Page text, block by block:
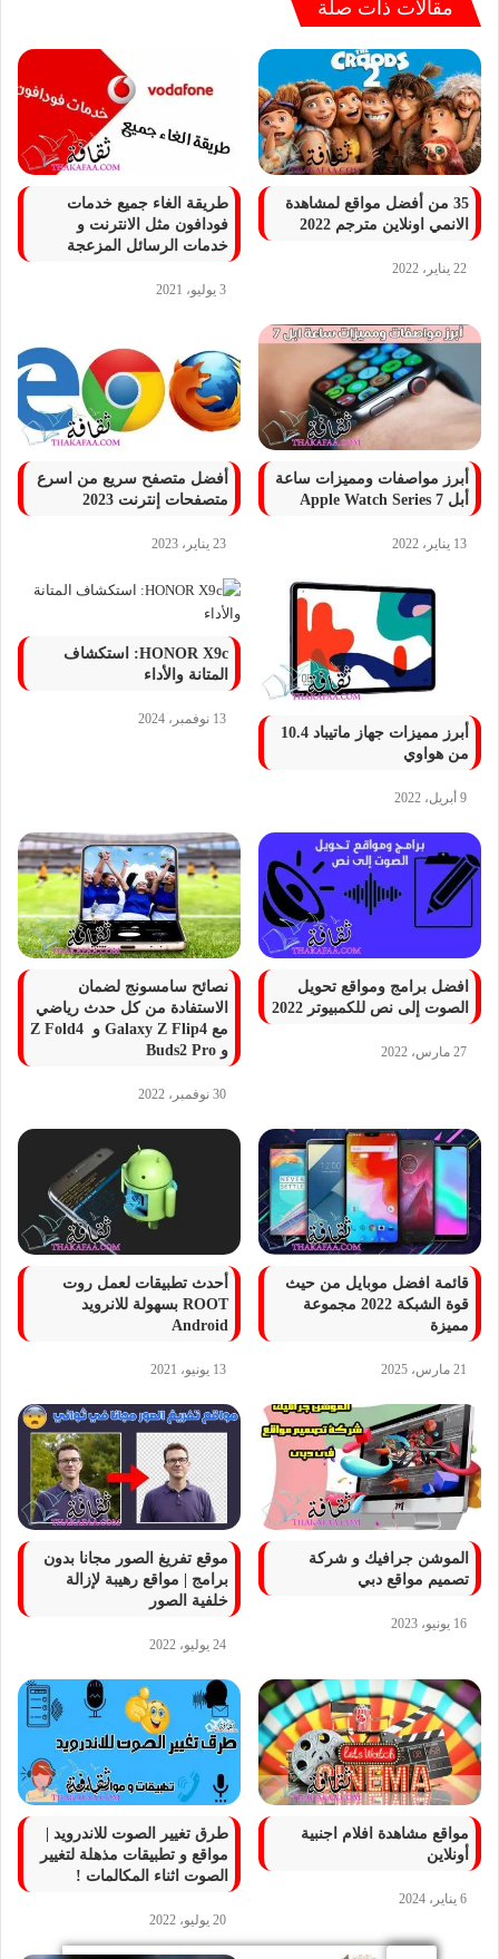
مقالات ذات صلة
35 من أفضل مواقع لمشاهدة
الانمي اونلاين مترجم 2022
22 يناير، 2022
طريقة الغاء جميع خدمات
فودافون مثل الانترنت و
خدمات الرسائل المزعجة
3 يوليو، 2021
أبرز مواصفات ومميزات ساعة
أبل 7 Apple Watch Series
13 يناير، 2022
أفضل متصفح سريع من اسرع
متصفحات إنترنت 2023
23 يناير، 2023
أبرز مميزات جهاز ماتيباد 10.4
من هواوي
9 أبريل، 2022
HONOR X9c: استكشاف
المتانة والأداء
13 نوفمبر، 2024
افضل برامج ومواقع تحويل
الصوت إلى نص للكمبيوتر 2022
27 مارس، 2022
نصائح سامسونج لضمان
الاستفادة من كل حدث رياضي
مع Galaxy Z Flip4 و Z Fold4
و Buds2 Pro
30 نوفمبر، 2022
قائمة افضل موبايل من حيث
قوة الشبكة 2022 مجموعة
مميزة
21 مارس، 2025
أحدث تطبيقات لعمل روت
ROOT بسهولة للانرويد
Android
13 يونيو، 2021
الموشن جرافيك و شركة
تصميم مواقع دبي
16 يونيو، 2023
موقع تفريغ الصور مجانا بدون
برامج | مواقع رهيبة لإزالة
خلفية الصور
24 يوليو، 2022
مواقع مشاهدة افلام اجنبية
أونلاين
6 يناير، 2024
طرق تغيير الصوت للاندرويد |
مواقع و تطبيقات مذهلة لتغيير
الصوت اثناء المكالمات !
20 يوليو، 2022